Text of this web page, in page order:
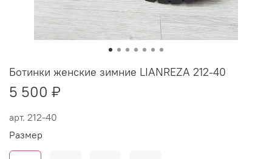
арт. 212-40
Ботинки женские зимние LIANREZA 212-40
5 500 ₽
Размер